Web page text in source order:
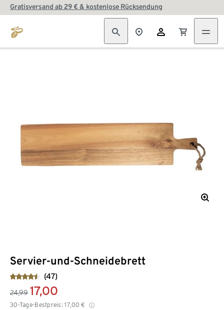
Gratisversand ab 29 € & kostenlose Rücksendung
Servier-und-Schneidebrett
(47)
24,99 17,00
30-Tage-Bestpreis: 17,00 €